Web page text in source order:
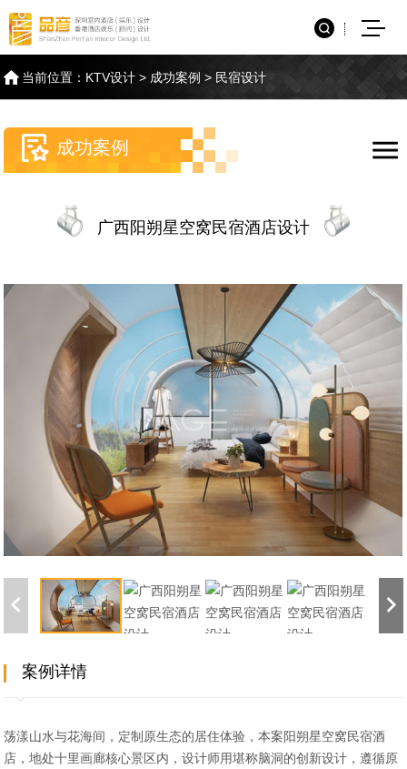
当前位置： KTV设计 > 成功案例 > 民宿设计
成功案例
广西阳朔星空窝民宿酒店设计
案例详情
荡漾山水与花海间，定制原生态的居住体验，本案阳朔星空窝民宿酒
店，地处十里画廊核心景区内，设计师用堪称脑洞的创新设计，遵循原